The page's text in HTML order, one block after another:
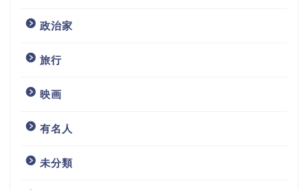
政治家
旅行
映画
有名人
未分類